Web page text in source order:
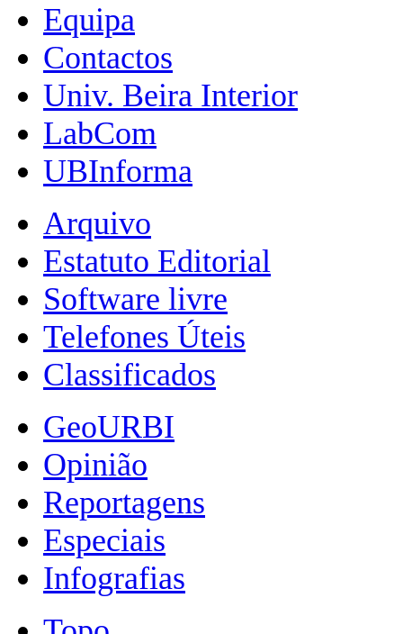
Equipa
Contactos
Univ. Beira Interior
LabCom
UBInforma
Arquivo
Estatuto Editorial
Software livre
Telefones Úteis
Classificados
GeoURBI
Opinião
Reportagens
Especiais
Infografias